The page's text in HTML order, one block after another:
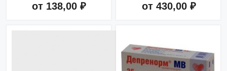
от 138,00 ₽ от 430,00 ₽